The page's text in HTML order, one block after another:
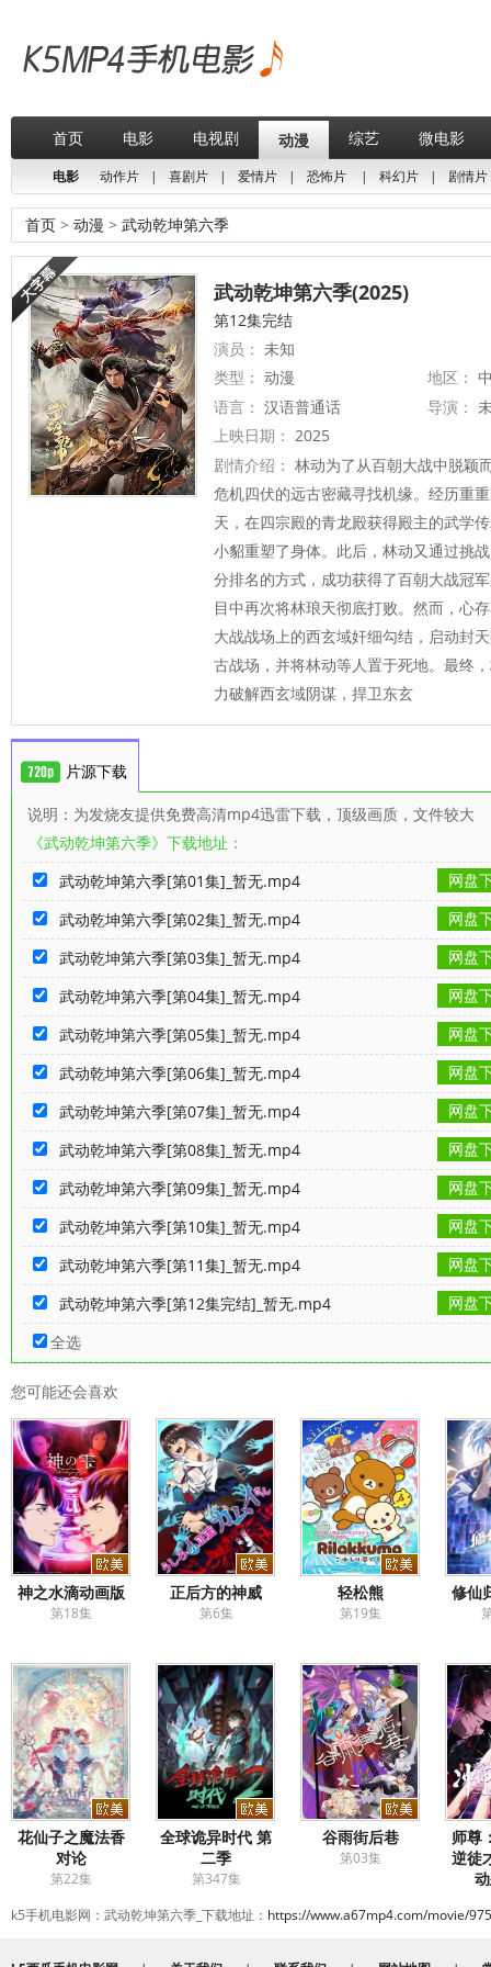
首页 电影 电视剧 动漫 综艺 微电影
电影 动作片 | 喜剧片 | 爱情片 | 恐怖片 | 科幻片 | 剧情片
首页 > 动漫 > 武动乾坤第六季
武动乾坤第六季(2025)
第12集完结
演员： 未知
类型： 动漫 地区：
语言： 汉语普通话 导演：
上映日期： 2025
剧情介绍： 林动为了从百朝大战中脱颖
危机四伏的远古密藏寻找机缘。经历重
天，在四宗殿的青龙殿获得殿主的武学
小貂重塑了身体。此后，林动又通过挑
分排名的方式，成功获得了百朝大战冠
目中再次将林琅天彻底打败。然而，心
大战战场上的西玄域奸细勾结，启动封
古战场，并将林动等人置于死地。最终
力破解西玄域阴谋，捍卫东玄
片源下载
说明：为发烧友提供免费高清mp4迅雷下载，顶级画质，文件较大
《武动乾坤第六季》下载地址：
武动乾坤第六季[第01集]_暂无.mp4
网盘
武动乾坤第六季[第02集]_暂无.mp4
网盘
武动乾坤第六季[第03集]_暂无.mp4
网盘
武动乾坤第六季[第04集]_暂无.mp4
网盘
武动乾坤第六季[第05集]_暂无.mp4
网盘
武动乾坤第六季[第06集]_暂无.mp4
网盘
武动乾坤第六季[第07集]_暂无.mp4
网盘
武动乾坤第六季[第08集]_暂无.mp4
网盘
武动乾坤第六季[第09集]_暂无.mp4
网盘
武动乾坤第六季[第10集]_暂无.mp4
网盘
武动乾坤第六季[第11集]_暂无.mp4
网盘
武动乾坤第六季[第12集完结]_暂无.mp4
网盘
全选
您可能还会喜欢
神之水滴动画版
第18集
正后方的神威
第6集
轻松熊
第19集
修仙
花仙子之魔法香
对论
第22集
全球诡异时代 第
二季
第347集
谷雨街后巷
第03集
师尊
逆徒
k5手机电影网：武动乾坤第六季_下载地址： https://www.a67mp4.com/movie/